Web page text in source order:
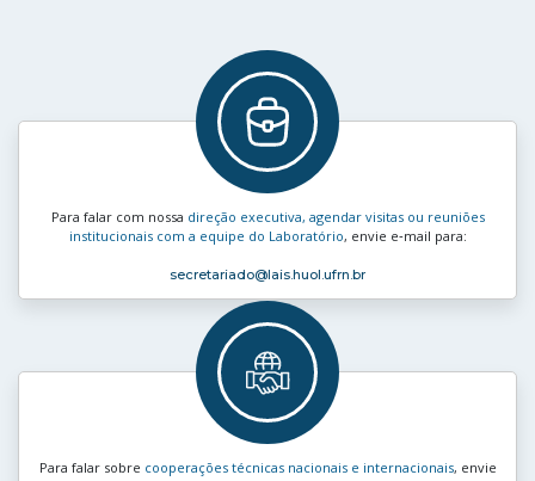
Para falar com nossa direção executiva, agendar visitas ou reuniões
institucionais com a equipe do Laboratório, envie e‑mail para:
secretariado@lais.huol.ufrn.br
Para falar sobre cooperações técnicas nacionais e internacionais, envie